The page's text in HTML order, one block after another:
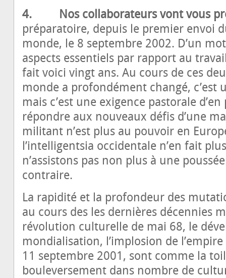
4. Nos collaborateurs vont vous
préparatoire, depuis le premier envoi
monde, le 8 septembre 2002. D’un
aspects essentiels par rapport au
fait voici vingt ans. Au cours de ces
monde a profondément changé, c’est
mais c’est une exigence pastorale
répondre aux nouveaux défis d’une
militant n’est plus au pouvoir en
l’intelligentsia occidentale n’en fait
n’assistons pas non plus à une
contraire.
La rapidité et la profondeur des
au cours des les dernières décennies
révolution culturelle de mai 68, le
mondialisation, l’implosion de
11 septembre 2001, sont comme la
bouleversement dans nombre de